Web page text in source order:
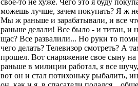
свое-то не хуже. Чего это я буду
можешь лучше, зачем покупать? Я ж
Мы ж раньше и зарабатывали, и все
раньше делали! Все было - и титан, и
щас? Все развалили... Но руки то
чего делать? Телевизор смотреть? А
прошел. Вот снаряжение свое сыну на
раньше в милиции работал, я все
вот он и стал потихоньку рыбалить,